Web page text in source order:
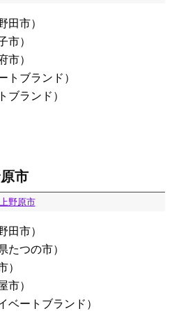
田市）
市）
市）
トブランド）
ブランド）
市
野原市
田市）
たつの市）
）
市）
ベートブランド）